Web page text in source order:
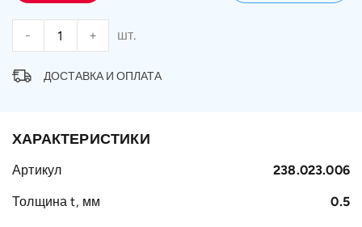
- + шт.
ДОСТАВКА И ОПЛАТА
ХАРАКТЕРИСТИКИ
Артикул 238.023.006
Толщина t, мм 0.5